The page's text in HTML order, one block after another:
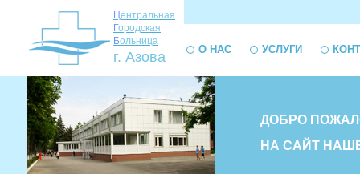
Центральная
Городская
Больница
г. Азова О НАС УСЛУГИ
ДОБРО
НА САЙТ